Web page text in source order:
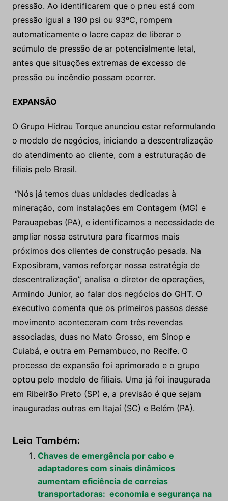
pressão. Ao identificarem que o pneu está com
pressão igual a 190 psi ou 93ºC, rompem
automaticamente o lacre capaz de liberar o
acúmulo de pressão de ar potencialmente letal,
antes que situações extremas de excesso de
pressão ou incêndio possam ocorrer.
EXPANSÃO
O Grupo Hidrau Torque anunciou estar reformulando
o modelo de negócios, iniciando a descentralização
do atendimento ao cliente, com a estruturação de
filiais pelo Brasil.
“Nós já temos duas unidades dedicadas à
mineração, com instalações em Contagem (MG) e
Parauapebas (PA), e identificamos a necessidade de
ampliar nossa estrutura para ficarmos mais
próximos dos clientes de construção pesada. Na
Exposibram, vamos reforçar nossa estratégia de
descentralização”, analisa o diretor de operações,
Armindo Junior, ao falar dos negócios do GHT. O
executivo comenta que os primeiros passos desse
movimento aconteceram com três revendas
associadas, duas no Mato Grosso, em Sinop e
Cuiabá, e outra em Pernambuco, no Recife. O
processo de expansão foi aprimorado e o grupo
optou pelo modelo de filiais. Uma já foi inaugurada
em Ribeirão Preto (SP) e, a previsão é que sejam
inauguradas outras em Itajaí (SC) e Belém (PA).
Leia Também:
Chaves de emergência por cabo e
adaptadores com sinais dinâmicos
aumentam eficiência de correias
transportadoras: economia e segurança na